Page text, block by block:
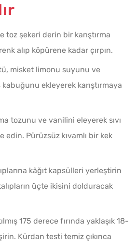
toz şekeri derin bir karıştırma
alıp köpürene kadar çırpın.
misket limonu suyunu ve
ekleyerek karıştırmaya
tozunu ve vanilini eleyerek sıvı
edin. Pürüzsüz kıvamlı bir kek
kâğıt kapsülleri yerleştirin
üçte ikisini dolduracak
175 derece fırında yaklaşık 18-
Kürdan testi temiz çıkınca